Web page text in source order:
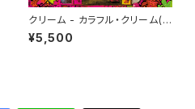
クリーム - カラフル・クリーム(L
P)
¥5,500